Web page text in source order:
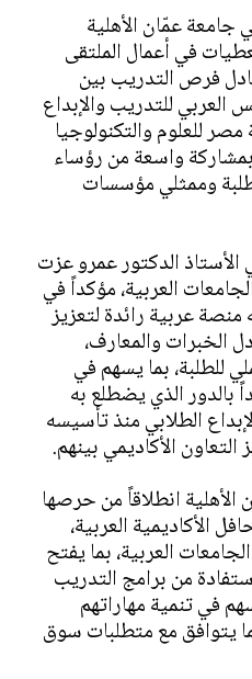
عمّان الأهلية
في أعمال الملتقى
فرص التدريب بين
العربي للتدريب والإبداع
للعلوم والتكنولوجيا
واسعة من رؤساء
وممثلي مؤسسات
الأستاذ الدكتور عمرو عزت
العربية، مؤكداً في
عربية رائدة لتعزيز
الخبرات والمعارف،
للطلبة، بما يسهم في
بالدور الذي يضطلع به
الطلابي منذ تأسيسه
الأكاديمي بينهم.
انطلاقاً من حرصها
الأكاديمية العربية،
العربية، بما يفتح
من برامج التدريب
في تنمية مهاراتهم
يتوافق مع متطلبات سوق